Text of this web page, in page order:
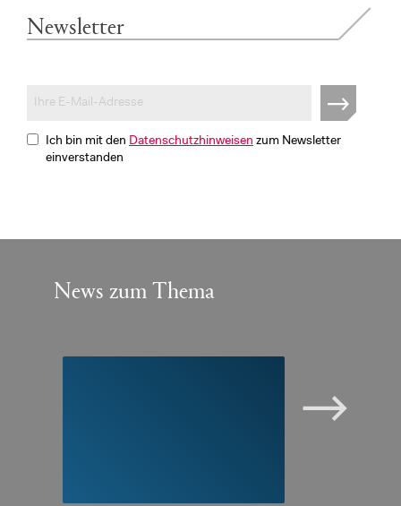
Newsletter
Ich bin mit den Datenschutzhinweisen zum Newsletter
einverstanden
News zum Thema